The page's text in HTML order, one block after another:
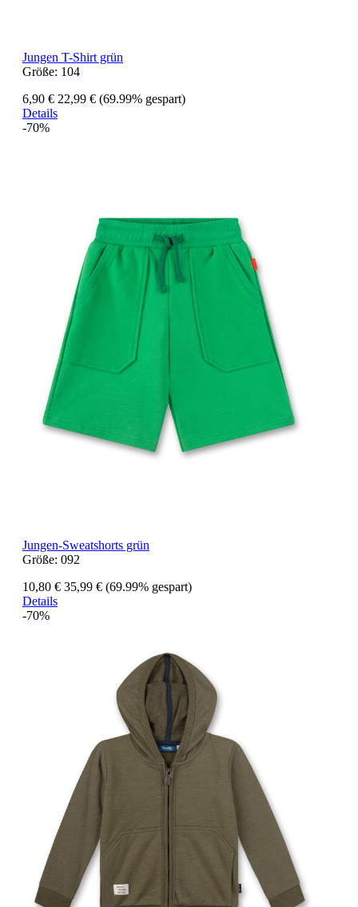
Jungen T-Shirt grün
Größe: 104
6,90 € 22,99 € (69.99% gespart)
Details
-70%
Jungen-Sweatshorts grün
Größe: 092
10,80 € 35,99 € (69.99% gespart)
Details
-70%